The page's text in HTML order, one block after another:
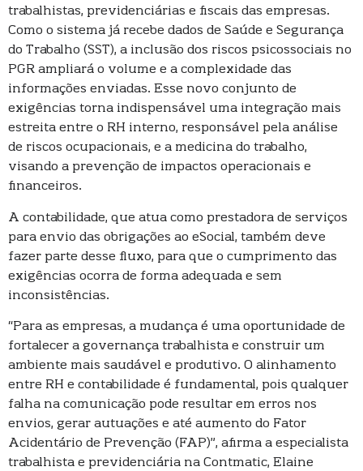
trabalhistas, previdenciárias e fiscais das empresas.
Como o sistema já recebe dados de Saúde e Segurança
do Trabalho (SST), a inclusão dos riscos psicossociais no
PGR ampliará o volume e a complexidade das
informações enviadas. Esse novo conjunto de
exigências torna indispensável uma integração mais
estreita entre o RH interno, responsável pela análise
de riscos ocupacionais, e a medicina do trabalho,
visando a prevenção de impactos operacionais e
financeiros.
A contabilidade, que atua como prestadora de serviços
para envio das obrigações ao eSocial, também deve
fazer parte desse fluxo, para que o cumprimento das
exigências ocorra de forma adequada e sem
inconsistências.
“Para as empresas, a mudança é uma oportunidade de
fortalecer a governança trabalhista e construir um
ambiente mais saudável e produtivo. O alinhamento
entre RH e contabilidade é fundamental, pois qualquer
falha na comunicação pode resultar em erros nos
envios, gerar autuações e até aumento do Fator
Acidentário de Prevenção (FAP)”, afirma a especialista
trabalhista e previdenciária na Contmatic, Elaine